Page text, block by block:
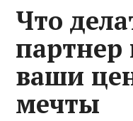
Что
партнер
ваши
мечты